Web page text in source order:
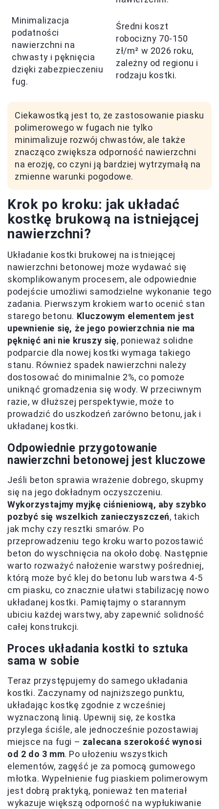
Minimalizacja
podatności
nawierzchni na
chwasty i pęknięcia
dzięki zabezpieczeniu
fug.
Średni koszt
robocizny 70-150
zł/m² w 2026 roku,
zależny od regionu i
rodzaju kostki.
Ciekawostką jest to, że zastosowanie piasku
polimerowego w fugach nie tylko
minimalizuje rozwój chwastów, ale także
znacząco zwiększa odporność nawierzchni
na erozję, co czyni ją bardziej wytrzymałą na
zmienne warunki pogodowe.
Krok po kroku: jak układać
kostkę brukową na istniejącej
nawierzchni?
Układanie kostki brukowej na istniejącej
nawierzchni betonowej może wydawać się
skomplikowanym procesem, ale odpowiednie
podejście umożliwi samodzielne wykonanie tego
zadania. Pierwszym krokiem warto ocenić stan
starego betonu. Kluczowym elementem jest
upewnienie się, że jego powierzchnia nie ma
pęknięć ani nie kruszy się, ponieważ solidne
podparcie dla nowej kostki wymaga takiego
stanu. Również spadek nawierzchni należy
dostosować do minimalnie 2%, co pomoże
uniknąć gromadzenia się wody. W przeciwnym
razie, w dłuższej perspektywie, może to
prowadzić do uszkodzeń zarówno betonu, jak i
układanej kostki.
Odpowiednie przygotowanie
nawierzchni betonowej jest kluczowe
Jeśli beton sprawia wrażenie dobrego, skupmy
się na jego dokładnym oczyszczeniu.
Wykorzystajmy myjkę ciśnieniową, aby szybko
pozbyć się wszelkich zanieczyszczeń, takich
jak mchy czy resztki smarów. Po
przeprowadzeniu tego kroku warto pozostawić
beton do wyschnięcia na około dobę. Następnie
warto rozważyć nałożenie warstwy pośredniej,
którą może być klej do betonu lub warstwa 4-5
cm piasku, co znacznie ułatwi stabilizację nowo
układanej kostki. Pamiętajmy o starannym
ubiciu każdej warstwy, aby zapewnić solidność
całej konstrukcji.
Proces układania kostki to sztuka
sama w sobie
Teraz przystępujemy do samego układania
kostki. Zaczynamy od najniższego punktu,
układając kostkę zgodnie z wcześniej
wyznaczoną linią. Upewnij się, że kostka
przylega ściśle, ale jednocześnie pozostawiaj
miejsce na fugi – zalecana szerokość wynosi
od 2 do 3 mm. Po ułożeniu wszystkich
elementów, zagęść je za pomocą gumowego
młotka. Wypełnienie fug piaskiem polimerowym
jest dobrą praktyką, ponieważ ten materiał
wykazuje większą odporność na wypłukiwanie